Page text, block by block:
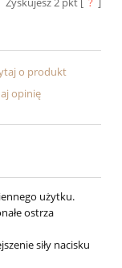
o produkt
opinię
użytku.
ostrza
siły nacisku